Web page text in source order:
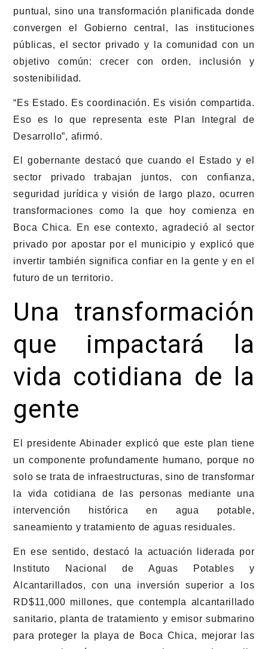
puntual, sino una transformación planificada donde
convergen el Gobierno central, las instituciones
públicas, el sector privado y la comunidad con un
objetivo común: crecer con orden, inclusión y
sostenibilidad.
“Es Estado. Es coordinación. Es visión compartida.
Eso es lo que representa este Plan Integral de
Desarrollo”, afirmó.
El gobernante destacó que cuando el Estado y el
sector privado trabajan juntos, con confianza,
seguridad jurídica y visión de largo plazo, ocurren
transformaciones como la que hoy comienza en
Boca Chica. En ese contexto, agradeció al sector
privado por apostar por el municipio y explicó que
invertir también significa confiar en la gente y en el
futuro de un territorio.
Una transformación
que impactará la
vida cotidiana de la
gente
El presidente Abinader explicó que este plan tiene
un componente profundamente humano, porque no
solo se trata de infraestructuras, sino de transformar
la vida cotidiana de las personas mediante una
intervención histórica en agua potable,
saneamiento y tratamiento de aguas residuales.
En ese sentido, destacó la actuación liderada por
Instituto Nacional de Aguas Potables y
Alcantarillados, con una inversión superior a los
RD$11,000 millones, que contempla alcantarillado
sanitario, planta de tratamiento y emisor submarino
para proteger la playa de Boca Chica, mejorar las